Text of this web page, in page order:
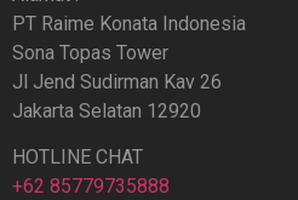
PT Raime Konata Indonesia
Sona Topas Tower
Jl Jend Sudirman Kav 26
Jakarta Selatan 12920
HOTLINE CHAT
+62 85779735888